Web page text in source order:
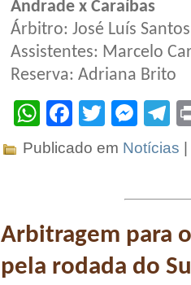
Andrade x Caraíbas
Árbitro: José Luís Santos
Assistentes: Marcelo
Reserva: Adriana Brito
WhatsApp
Facebook
Twitter
Publicado em Notícias
Arbitragem para
pela rodada do